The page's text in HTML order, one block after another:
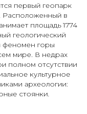
первый геопарк
в
площадь 1774
геологический
феномен горы
мире. В недрах
полном отсутствии
культурное
археологии:
стоянки.